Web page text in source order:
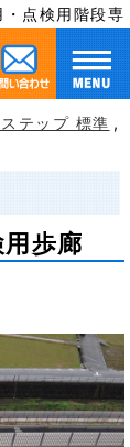
点検用階段
テップ 標準 ,
歩廊